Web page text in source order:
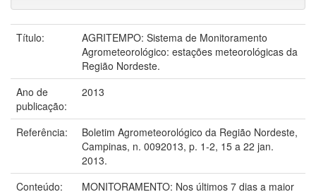
Título:
AGRITEMPO: Sistema de Monitoramento
Agrometeorológico: estações meteorológicas da
Região Nordeste.
Ano de
publicação:
2013
Referência:
Boletim Agrometeorológico da Região Nordeste,
Campinas, n. 0092013, p. 1-2, 15 a 22 jan.
2013.
Conteúdo:
MONITORAMENTO: Nos últimos 7 dias a maior